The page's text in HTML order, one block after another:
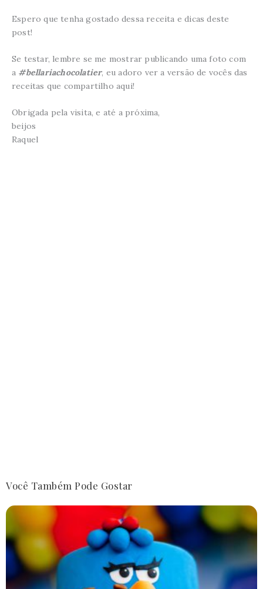
Espero que tenha gostado dessa receita e dicas deste
post!
Se testar, lembre se me mostrar publicando uma foto com
a #bellariachocolatier, eu adoro ver a versão de vocês das
receitas que compartilho aqui!
Obrigada pela visita, e até a próxima,
beijos
Raquel
Você Também Pode Gostar